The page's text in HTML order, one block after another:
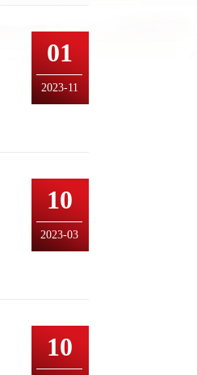
01
2023-11
10
2023-03
10